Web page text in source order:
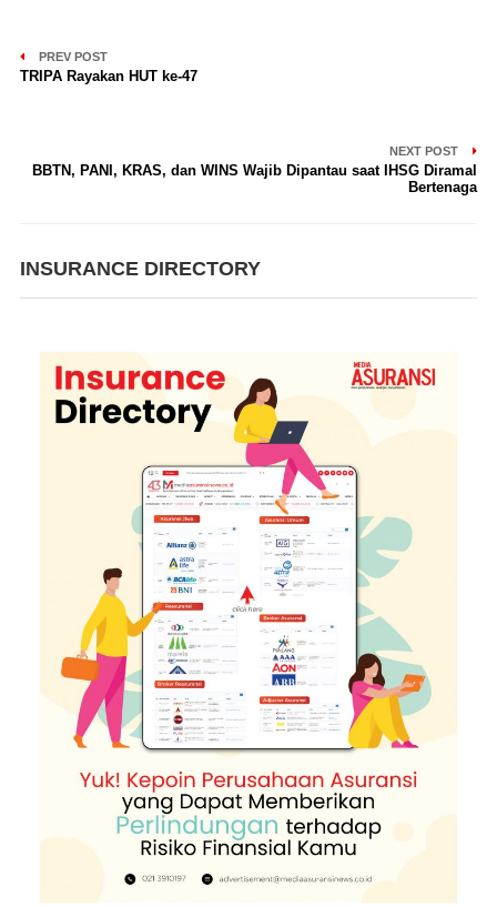
PREV POST
TRIPA Rayakan HUT ke-47
NEXT POST
BBTN, PANI, KRAS, dan WINS Wajib Dipantau saat IHSG Diramal
Bertenaga
INSURANCE DIRECTORY